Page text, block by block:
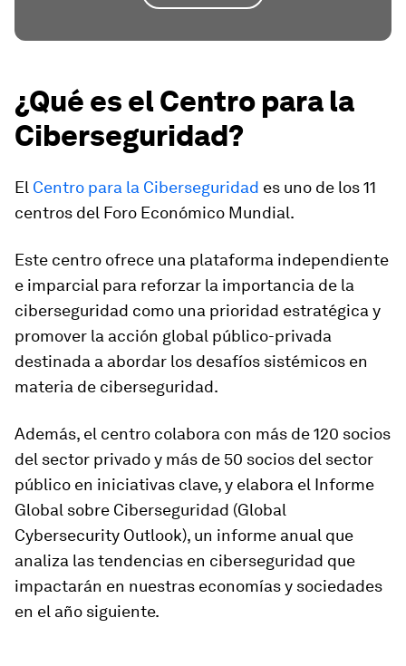
¿Qué es el Centro para la
Ciberseguridad?
El Centro para la Ciberseguridad es uno de los 11
centros del Foro Económico Mundial.
Este centro ofrece una plataforma independiente
e imparcial para reforzar la importancia de la
ciberseguridad como una prioridad estratégica y
promover la acción global público-privada
destinada a abordar los desafíos sistémicos en
materia de ciberseguridad.
Además, el centro colabora con más de 120 socios
del sector privado y más de 50 socios del sector
público en iniciativas clave, y elabora el Informe
Global sobre Ciberseguridad (Global
Cybersecurity Outlook), un informe anual que
analiza las tendencias en ciberseguridad que
impactarán en nuestras economías y sociedades
en el año siguiente.